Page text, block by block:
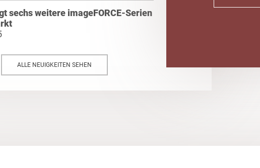
sechs weitere imageFORCE-Serien
ALLE NEUIGKEITEN SEHEN